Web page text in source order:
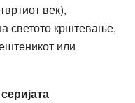
век),
светото крштевање,
или